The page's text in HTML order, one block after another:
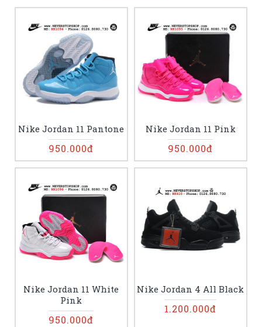
Nike Jordan 11 Pantone
950.000đ
Nike Jordan 11 Pink
950.000đ
Nike Jordan 11 White
Pink
950.000đ
Nike Jordan 4 All Black
1.200.000đ